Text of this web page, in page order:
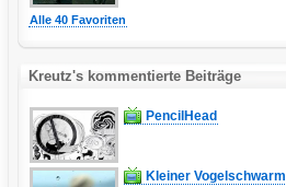
Alle 40 Favoriten
Kreutz's kommentierte Beiträge
PencilHead
Kleiner Vogelschwarm